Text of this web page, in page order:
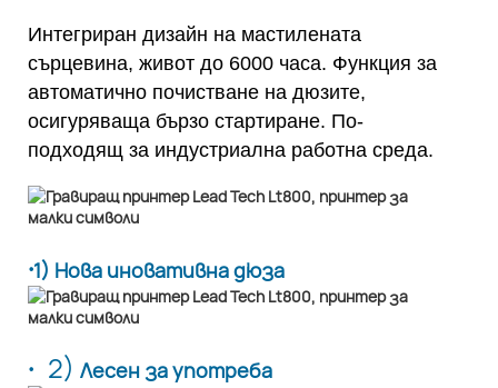
Интегриран дизайн на мастилената
сърцевина, живот до 6000 часа. Функция за
автоматично почистване на дюзите,
осигуряваща бързо стартиране. По-
подходящ за индустриална работна среда.
·1) Нова иновативна дюза
· 2) Лесен за употреба